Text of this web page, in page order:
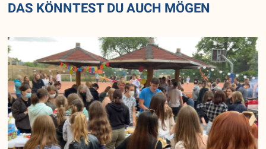
DAS KÖNNTEST DU AUCH MÖGEN